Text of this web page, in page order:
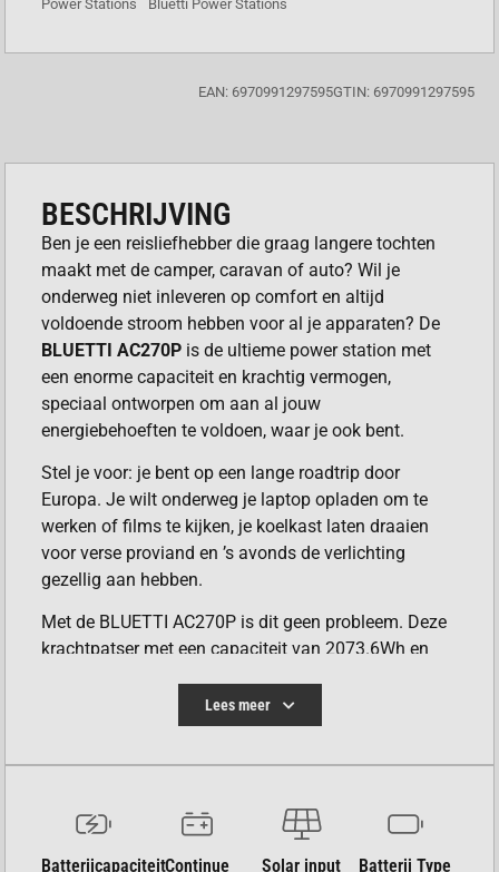
Power Stations Bluetti Power Stations
EAN: 6970991297595GTIN: 6970991297595
BESCHRIJVING
Ben je een reisliefhebber die graag langere tochten
maakt met de camper, caravan of auto? Wil je
onderweg niet inleveren op comfort en altijd
voldoende stroom hebben voor al je apparaten? De
BLUETTI AC270P is de ultieme power station met
een enorme capaciteit en krachtig vermogen,
speciaal ontworpen om aan al jouw
energiebehoeften te voldoen, waar je ook bent.
Stel je voor: je bent op een lange roadtrip door
Europa. Je wilt onderweg je laptop opladen om te
werken of films te kijken, je koelkast laten draaien
voor verse proviand en ’s avonds de verlichting
gezellig aan hebben.
Met de BLUETTI AC270P is dit geen probleem. Deze
krachtpatser met een capaciteit van 2073.6Wh en
essentiële apparaten de hele dag door van stroom
Meer dan Genoeg Energie voor Al Jouw Avonturen
De BLUETTI AC270P is jouw betrouwbare partner
voor al je energiebehoeften, of je nu op reis bent of
Lees meer
BatterijcapaciteitContinue
Solar input Batterij Type